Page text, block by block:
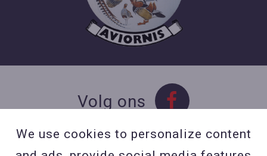
Volg ons
We use cookies to personalize content